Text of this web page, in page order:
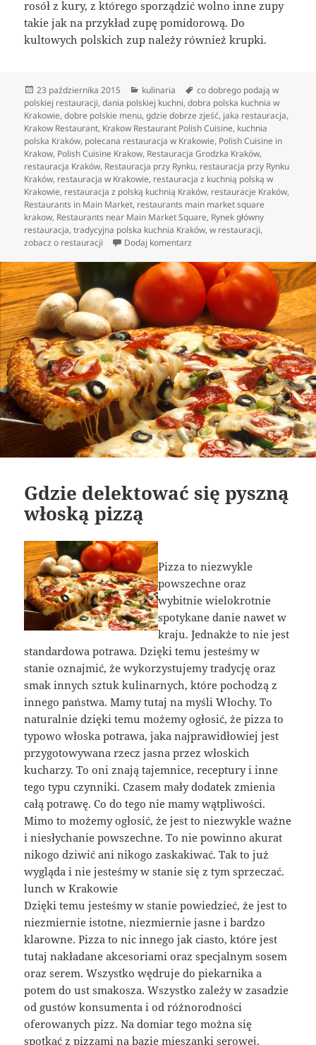
rosół z kury, z którego sporządzić wolno inne zupy
takie jak na przykład zupę pomidorową. Do
kultowych polskich zup należy również krupki.
Data
publikacji
23 października 2015 Kategorie
kulinaria Tagi
co dobrego podają w
polskiej restauracji,dania polskiej kuchni,dobra polska kuchnia w
Krakowie,dobre polskie menu,gdzie dobrze zjeść, jaka restauracja,
Krakow Restaurant, Krakow Restaurant Polish Cuisine, kuchnia
polska Kraków, polecana restauracja w Krakowie, Polish Cuisine in
Krakow, Polish Cuisine Krakow, Restauracja Grodzka Kraków,
restauracja Kraków, Restauracja przy Rynku, restauracja przy Rynku
Kraków, restauracja w Krakowie, restauracja z kuchnią polską w
Krakowie, restauracja z polską kuchnią Kraków, restauracje Kraków,
Restaurants in Main Market, restaurants main market square
krakow, Restaurants near Main Market Square, Rynek główny
restauracja,tradycyjna polska kuchnia Kraków,w restauracji,
zobacz o restauracji
Dodaj komentarz
Gdzie delektować się pyszną
włoską pizzą
Pizza to niezwykle
powszechne oraz
wybitnie wielokrotnie
spotykane danie nawet w
kraju. Jednakże to nie jest
standardowa potrawa. Dzięki temu jesteśmy w
stanie oznajmić, że wykorzystujemy tradycję oraz
smak innych sztuk kulinarnych, które pochodzą z
innego państwa. Mamy tutaj na myśli Włochy. To
naturalnie dzięki temu możemy ogłosić, że pizza to
typowo włoska potrawa, jaka najprawidłowiej jest
przygotowywana rzecz jasna przez włoskich
kucharzy. To oni znają tajemnice, receptury i inne
tego typu czynniki. Czasem mały dodatek zmienia
całą potrawę. Co do tego nie mamy wątpliwości.
Mimo to możemy ogłosić, że jest to niezwykle ważne
i niesłychanie powszechne. To nie powinno akurat
nikogo dziwić ani nikogo zaskakiwać. Tak to już
wygląda i nie jesteśmy w stanie się z tym sprzeczać.
lunch w Krakowie
Dzięki temu jesteśmy w stanie powiedzieć, że jest to
niezmiernie istotne, niezmiernie jasne i bardzo
klarowne. Pizza to nic innego jak ciasto, które jest
tutaj nakładane akcesoriami oraz specjalnym sosem
oraz serem. Wszystko wędruje do piekarnika a
potem do ust smakosza. Wszystko zależy w zasadzie
od gustów konsumenta i od różnorodności
oferowanych pizz. Na domiar tego można się
spotkać z pizzami na bazie mieszanki serowej.